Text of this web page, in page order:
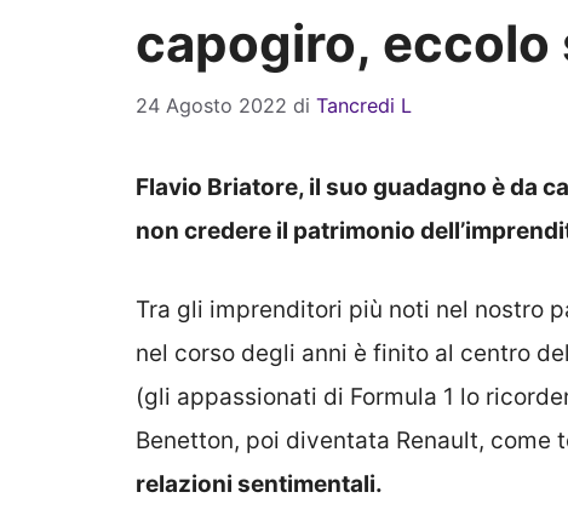
capogiro, eccolo
24 Agosto 2022 di Tancredi L
Flavio Briatore, il suo guadagno è da
non credere il patrimonio
Tra gli imprenditori più noti nel nostro
nel corso degli anni è finito al centro
(gli appassionati di Formula 1 lo
Benetton, poi diventata Renault, come
relazioni sentimentali.